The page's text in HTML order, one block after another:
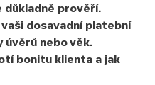
důkladně prověří.
dosavadní platební
úvěrů nebo věk.
bonitu klienta a jak